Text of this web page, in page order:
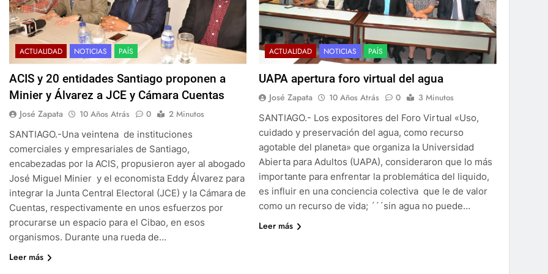
ACTUALIDAD NOTICIAS PAÍS
ACIS y 20 entidades Santiago proponen a
Minier y Álvarez a JCE y Cámara Cuentas
José Zapata 10 Años Atrás 0
2 Minutos
SANTIAGO.-Una veintena de instituciones
comerciales y empresariales de Santiago,
encabezadas por la ACIS, propusieron ayer al abogado
José Miguel Minier y el economista Eddy Álvarez para
integrar la Junta Central Electoral (JCE) y la Cámara de
Cuentas, respectivamente en unos esfuerzos por
procurarse un espacio para el Cibao, en esos
organismos. Durante una rueda de…
Leer más
ACTUALIDAD NOTICIAS PAÍS
UAPA apertura foro virtual del agua
José Zapata 10 Años Atrás 0
3 Minutos
SANTIAGO.- Los expositores del Foro Virtual «Uso,
cuidado y preservación del agua, como recurso
agotable del planeta» que organiza la Universidad
Abierta para Adultos (UAPA), consideraron que lo más
importante para enfrentar la problemática del liquido,
es influir en una conciencia colectiva que le de valor
como un recurso de vida; ´´´sin agua no puede…
Leer más
5
dificultades y quejas
MEDIOAMBIENTE
Corte Suprema anula aranceles y
genera reembolsos en EE. UU.
MUNDIALES
7
Reforma constitucional Chile para